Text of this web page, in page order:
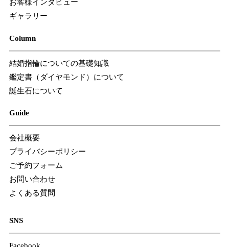
お客様インタビュー
ギャラリー
Column
結婚指輪についての基礎知識
鑑定書（ダイヤモンド）について
誕生石について
Guide
会社概要
プライバシーポリシー
ご予約フォーム
お問い合わせ
よくある質問
SNS